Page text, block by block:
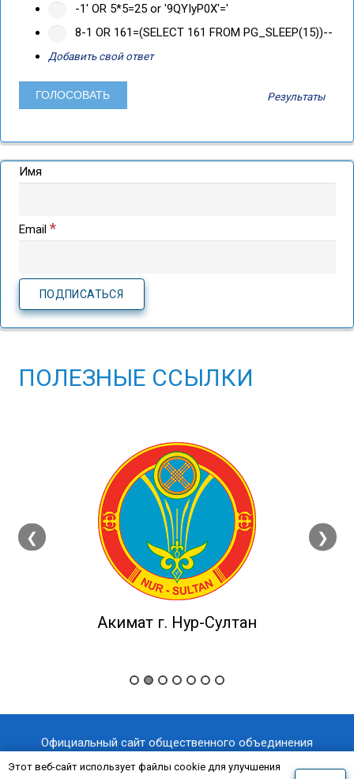
-1' OR 5*5=25 or '9QYIyP0X'='
8-1 OR 161=(SELECT 161 FROM PG_SLEEP(15))--
Добавить свой ответ
Результаты
Имя
Email *
ПОЛЕЗНЫЕ ССЫЛКИ
❮
Акимат г. Нур-Султан
❯
Официальный сайт общественного объединения
«Казахстанский отраслевой профессиональный союз
Этот веб-сайт использует файлы cookie для улучшения